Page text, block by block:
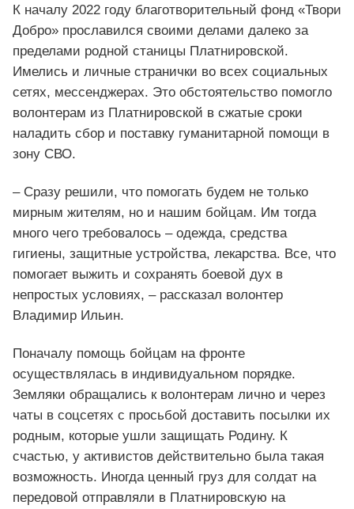
К началу 2022 году благотворительный фонд «Твори
Добро» прославился своими делами далеко за
пределами родной станицы Платнировской.
Имелись и личные странички во всех социальных
сетях, мессенджерах. Это обстоятельство помогло
волонтерам из Платнировской в сжатые сроки
наладить сбор и поставку гуманитарной помощи в
зону СВО.
– Сразу решили, что помогать будем не только
мирным жителям, но и нашим бойцам. Им тогда
много чего требовалось – одежда, средства
гигиены, защитные устройства, лекарства. Все, что
помогает выжить и сохранять боевой дух в
непростых условиях, – рассказал волонтер
Владимир Ильин.
Поначалу помощь бойцам на фронте
осуществлялась в индивидуальном порядке.
Земляки обращались к волонтерам лично и через
чаты в соцсетях с просьбой доставить посылки их
родным, которые ушли защищать Родину. К
счастью, у активистов действительно была такая
возможность. Иногда ценный груз для солдат на
передовой отправляли в Платнировскую на